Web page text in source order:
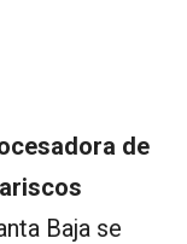
de
Baja se